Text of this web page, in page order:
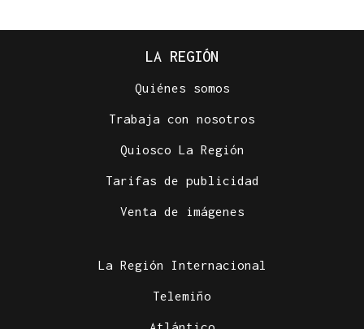
LA REGIÓN
Quiénes somos
Trabaja con nosotros
Quiosco La Región
Tarifas de publicidad
Venta de imágenes
La Región Internacional
Telemiño